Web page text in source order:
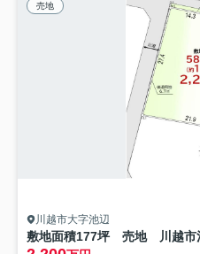
売地
川越市大字池辺
敷地面積177坪 売地 川越市